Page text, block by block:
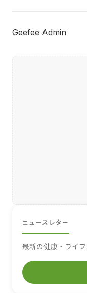
Geefee Admin
ニュースレター
最新の健康・ライフ